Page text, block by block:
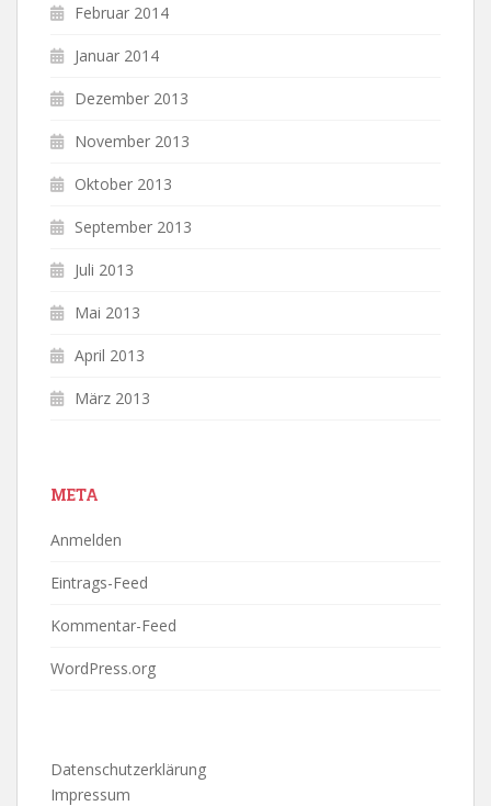
Februar 2014
Januar 2014
Dezember 2013
November 2013
Oktober 2013
September 2013
Juli 2013
Mai 2013
April 2013
März 2013
META
Anmelden
Eintrags-Feed
Kommentar-Feed
WordPress.org
Datenschutzerklärung
Impressum